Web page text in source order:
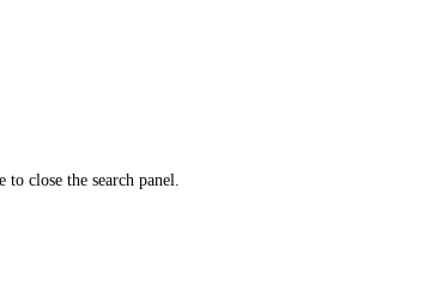
to close the search panel.